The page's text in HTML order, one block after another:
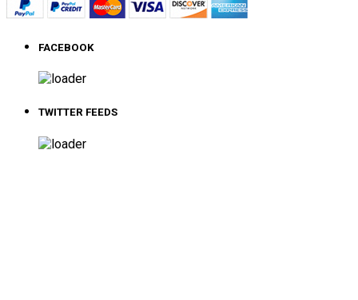
FACEBOOK
TWITTER FEEDS